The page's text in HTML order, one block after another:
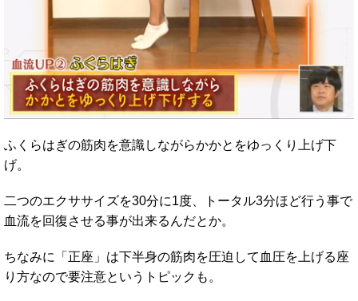
ふくらはぎの筋肉を意識しながらかかとをゆっくり上げ下
げ。
二つのエクササイズを30分に1度、トータル3分ほど行う事で
血流を回復させる事が出来るんだとか。
ちなみに「正座」は下半身の筋肉を圧迫して血圧を上げる座
り方なので要注意というトピックも。